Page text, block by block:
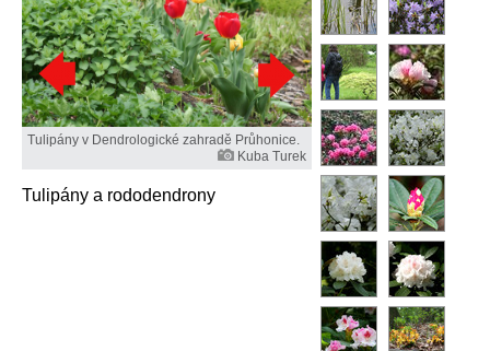
Tulipány v Dendrologické zahradě Průhonice.
Kuba Turek
Tulipány a rododendrony